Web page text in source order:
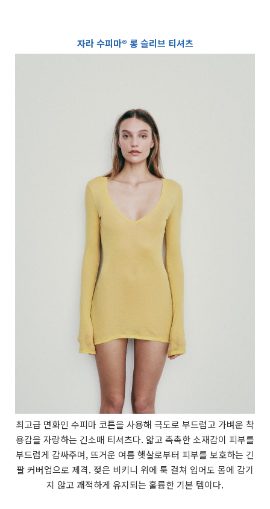
자라 수피마® 롱 슬리브 티셔츠
최고급 면화인 수피마 코튼을 사용해 극도로 부드럽고 가벼운 착
용감을 자랑하는 긴소매 티셔츠다. 얇고 촉촉한 소재감이 피부를
부드럽게 감싸주며, 뜨거운 여름 햇살로부터 피부를 보호하는 긴
팔 커버업으로 제격. 젖은 비키니 위에 툭 걸쳐 입어도 몸에 감기
지 않고 쾌적하게 유지되는 훌륭한 기본 템이다.